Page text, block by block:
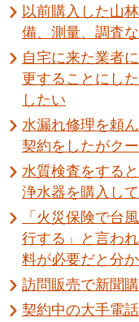
以前購入した山
備、測量、調査
自宅に来た業者
更することにし
したい
水漏れ修理を頼
契約をしたがク
水質検査をする
浄水器を購入し
「火災保険で台
行する」と言わ
料が必要だと分
訪問販売で新聞
契約中の大手電